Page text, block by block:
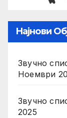
Најнови
Звучно
Ноември
Звучно
2025